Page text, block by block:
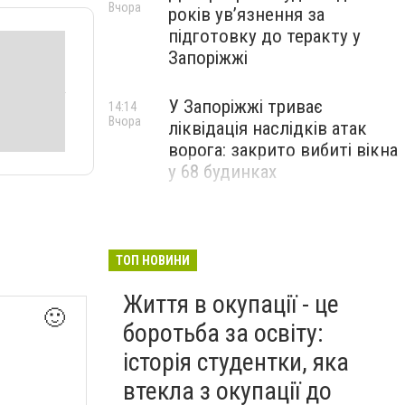
🙂
років увʼязнення за
підготовку до теракту у
Запоріжжі
Вчора
У Запоріжжі триває
ліквідація наслідків атак
ворога: закрито вибиті вікна
у 68 будинках
14:14
Вчора
ТОП НОВИНИ
Життя в окупації - це
боротьба за освіту:
історія студентки, яка
втекла з окупації до